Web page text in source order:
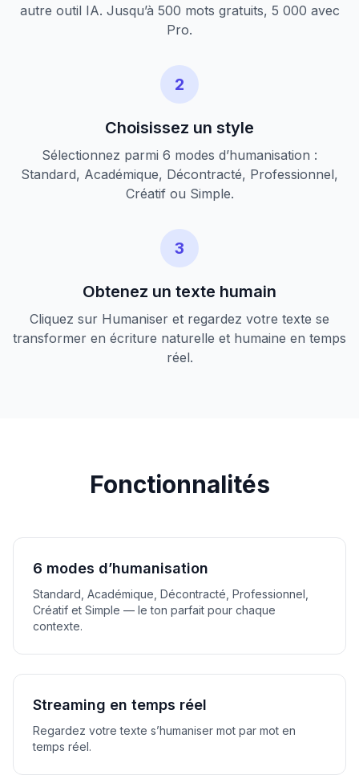
autre outil IA. Jusqu’à 500 mots gratuits, 5 000 avec
Pro.
2
Choisissez un style
Sélectionnez parmi 6 modes d’humanisation :
Standard, Académique, Décontracté, Professionnel,
Créatif ou Simple.
3
Obtenez un texte humain
Cliquez sur Humaniser et regardez votre texte se
transformer en écriture naturelle et humaine en temps
réel.
Fonctionnalités
6 modes d’humanisation
Standard, Académique, Décontracté, Professionnel,
Créatif et Simple — le ton parfait pour chaque
contexte.
Streaming en temps réel
Regardez votre texte s’humaniser mot par mot en
temps réel.